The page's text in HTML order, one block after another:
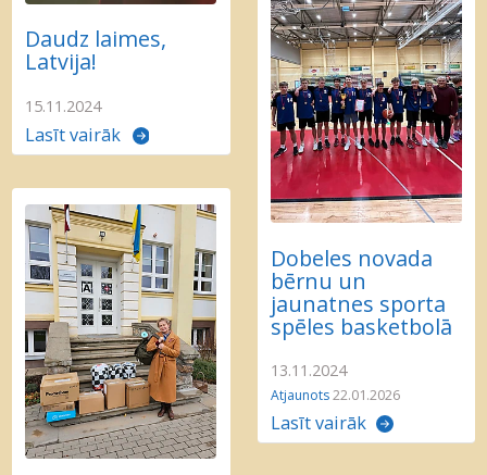
Daudz laimes,
Latvija!
15.11.2024
Lasīt vairāk
Dobeles novada
bērnu un
jaunatnes sporta
spēles basketbolā
13.11.2024
Atjaunots22.01.2026
Lasīt vairāk